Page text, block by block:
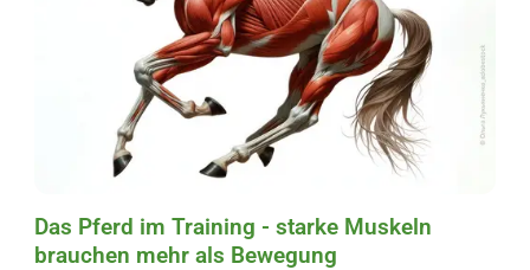
Das Pferd im Training - starke Muskeln
brauchen mehr als Bewegung